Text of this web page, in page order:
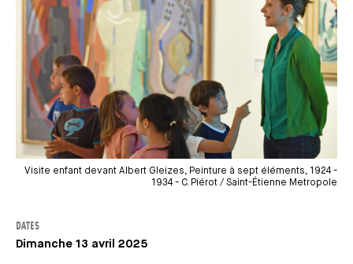
Visite enfant devant Albert Gleizes, Peinture à sept éléments, 1924 -
1934 - C. Piérot / Saint-Étienne Metropole
DATES
Dimanche 13 avril 2025